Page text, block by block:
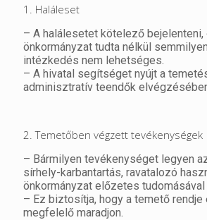
1. Haláleset
– A halálesetet kötelező bejelenteni,
önkormányzat tudta nélkül
intézkedés nem lehetséges.
– A hivatal segítséget nyújt a
adminisztratív teendők
2. Temetőben végzett tevékenységek
– Bármilyen tevékenységet legyen
sírhely-karbantartás, ravatalozó
önkormányzat előzetes
– Ez biztosítja, hogy a temető rendje
megfelelő maradjon.